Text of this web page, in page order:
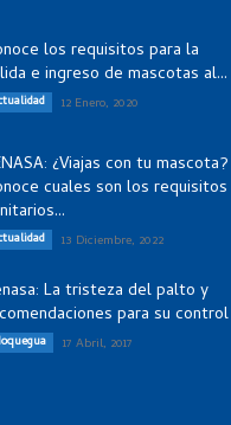
los requisitos para la
e ingreso de mascotas al...
12 Enero, 2020
¿Viajas con tu mascota?
cuales son los requisitos
13 Diciembre, 2022
La tristeza del palto y
para su control
17 Abril, 2017